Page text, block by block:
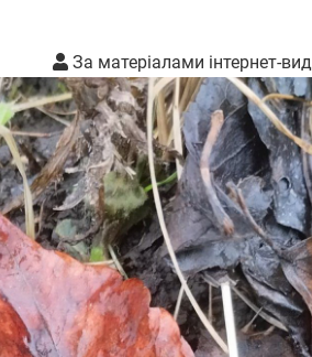
За матеріалами інтернет-